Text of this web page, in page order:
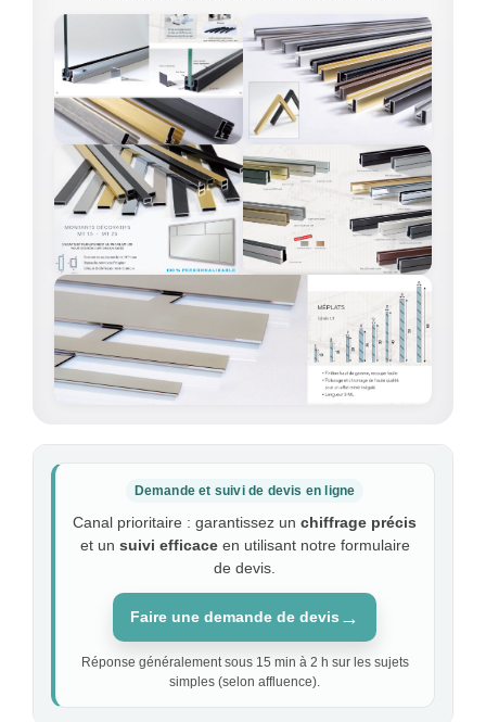
Demande et suivi de devis en ligne
Canal prioritaire : garantissez un chiffrage précis
et un suivi efficaceen utilisant notre formulaire
de devis.
Faire une demande de devis →
Réponse généralement sous 15 min à 2 h sur les sujets
simples (selon affluence).